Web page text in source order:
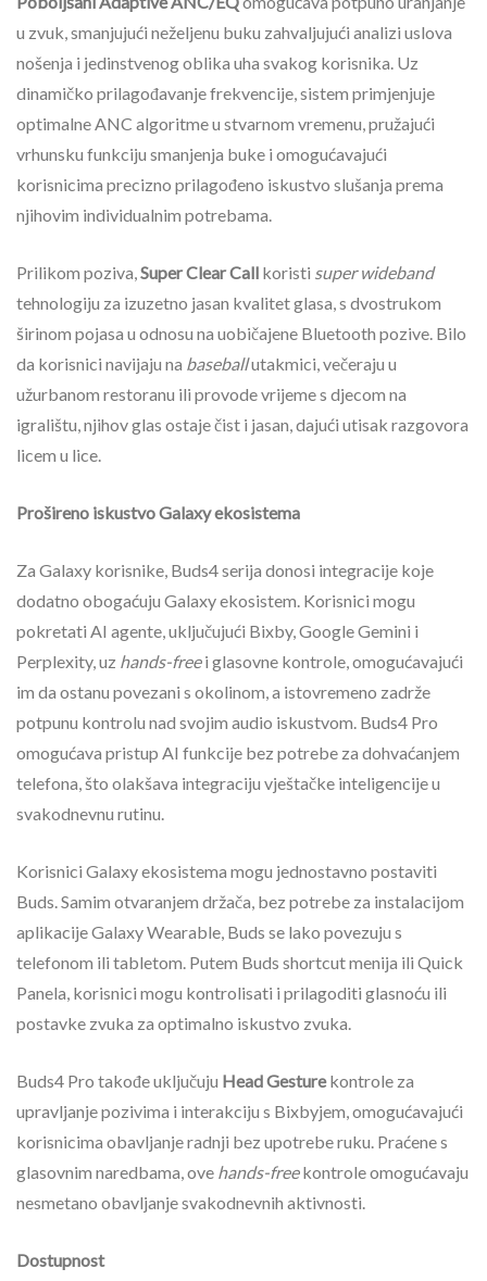
u zvuk, smanjujući neželjenu buku zahvaljujući analizi uslova
nošenja i jedinstvenog oblika uha svakog korisnika. Uz
dinamičko prilagođavanje frekvencije, sistem primjenjuje
optimalne ANC algoritme u stvarnom vremenu, pružajući
vrhunsku funkciju smanjenja buke i omogućavajući
korisnicima precizno prilagođeno iskustvo slušanja prema
njihovim individualnim potrebama.
Prilikom poziva, Super Clear Call koristi super wideband
tehnologiju za izuzetno jasan kvalitet glasa, s dvostrukom
širinom pojasa u odnosu na uobičajene Bluetooth pozive. Bilo
da korisnici navijaju na baseballutakmici, večeraju u
užurbanom restoranu ili provode vrijeme s djecom na
igralištu, njihov glas ostaje čist i jasan, dajući utisak razgovora
licem u lice.
Prošireno iskustvo Galaxy ekosistema
Za Galaxy korisnike, Buds4 serija donosi integracije koje
dodatno obogaćuju Galaxy ekosistem. Korisnici mogu
pokretati AI agente, uključujući Bixby, Google Gemini i
Perplexity, uz hands-freei glasovne kontrole, omogućavajući
im da ostanu povezani s okolinom, a istovremeno zadrže
potpunu kontrolu nad svojim audio iskustvom. Buds4 Pro
omogućava pristup AI funkcije bez potrebe za dohvaćanjem
telefona, što olakšava integraciju vještačke inteligencije u
svakodnevnu rutinu.
Korisnici Galaxy ekosistema mogu jednostavno postaviti
Buds. Samim otvaranjem držača, bez potrebe za instalacijom
aplikacije Galaxy Wearable, Buds se lako povezuju s
telefonom ili tabletom. Putem Buds shortcut menija ili Quick
Panela, korisnici mogu kontrolisati i prilagoditi glasnoću ili
postavke zvuka za optimalno iskustvo zvuka.
Buds4 Pro takođe uključuju Head Gesturekontrole za
upravljanje pozivima i interakciju s Bixbyjem, omogućavajući
korisnicima obavljanje radnji bez upotrebe ruku. Praćene s
glasovnim naredbama, ove hands-freekontrole omogućavaju
nesmetano obavljanje svakodnevnih aktivnosti.
Dostupnost